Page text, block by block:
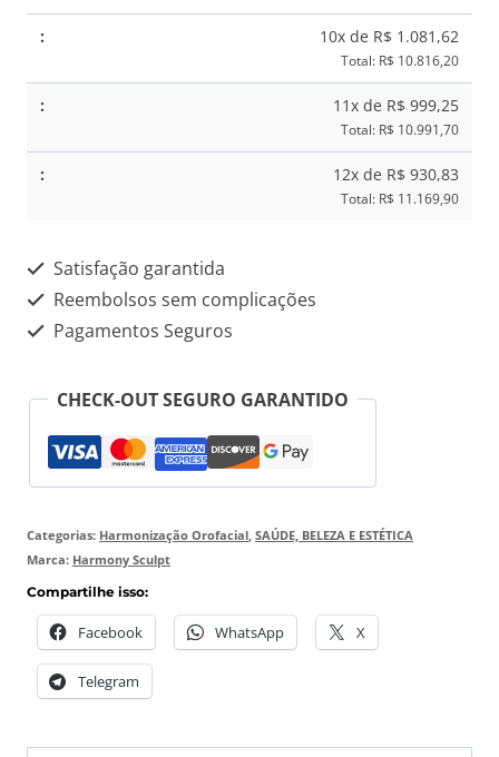
10x de R$ 1.081,62
Total: R$ 10.816,20
11x de R$ 999,25
Total: R$ 10.991,70
12x de R$ 930,83
Total: R$ 11.169,90
Satisfação garantida
Reembolsos sem complicações
Pagamentos Seguros
CHECK-OUT SEGURO GARANTIDO
Categorias: Harmonização Orofacial SAÚDE, BELEZA E ESTÉTICA
Marca: Harmony Sculpt
Compartilhe isso:
Facebook WhatsApp X
Telegram